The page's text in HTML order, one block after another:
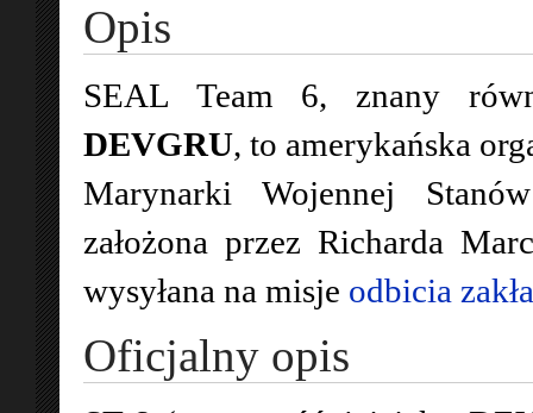
Opis
SEAL Team 6, znany
DEVGRU, to amerykańska
Marynarki Wojennej
założona przez Richarda
wysyłana na misje odbicia
Oficjalny opis